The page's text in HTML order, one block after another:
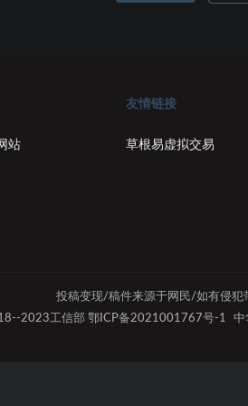
站
友情链接
草根易虚拟交易
投稿变现/稿件来源于网民/如有侵犯
2023工信部 鄂ICP备2021001767号-1
中